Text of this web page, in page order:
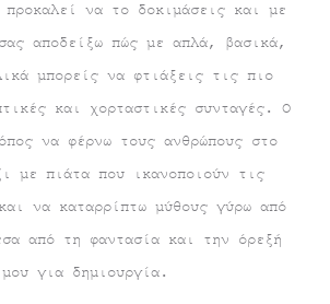
να το δοκιμάσεις και με
αποδείξω πώς με απλά, βασικά,
μπορείς να φτιάξεις τις πιο
και χορταστικές συνταγές. Ο
να φέρνω τους ανθρώπους στο
με πιάτα που ικανοποιούν τις
να καταρρίπτω μύθους γύρω από
από τη φαντασία και την όρεξή
μου για δημιουργία.